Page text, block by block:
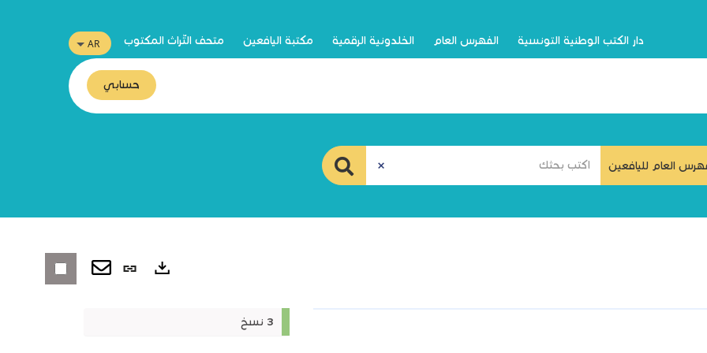
دار الكتب الوطنية التونسية الفهرس العام الخلدونية الرقمية مكتبة اليافعين متحف التّراث المكتوب
حسابي
العام لليافعين
رابط
3 نسخ